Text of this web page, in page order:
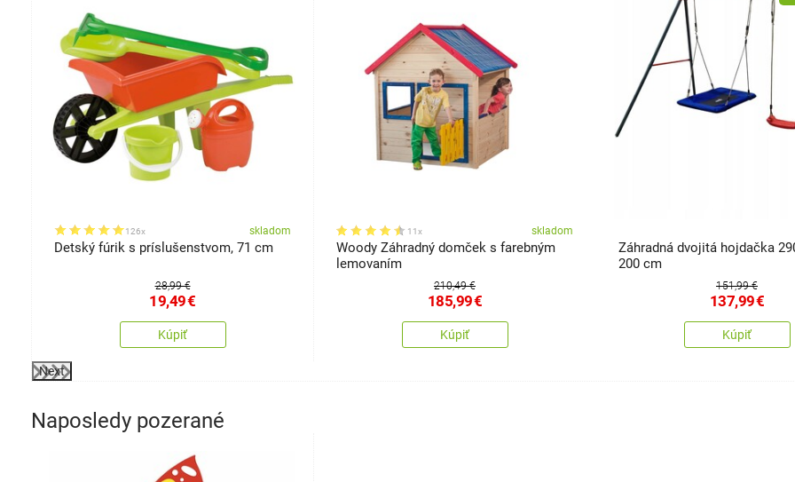
126x skladom
Detský fúrik s príslušenstvom, 71 cm
28,99 €
19,49€
Kúpiť
11x skladom
Woody Záhradný domček s farebným
lemovaním
210,49 €
185,99€
Kúpiť
Záhradná dvojitá hojdačka
200 cm
151,99 €
137,99€
Kúpiť
Next
Naposledy pozerané